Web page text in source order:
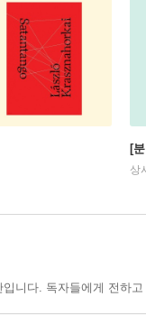
[
상
니다. 독자들에게 전하